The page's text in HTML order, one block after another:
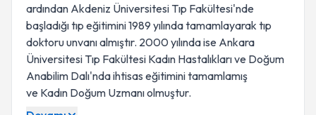
ardından Akdeniz Üniversitesi Tıp Fakültesi'nde
başladığı tıp eğitimini 1989 yılında tamamlayarak tıp
doktoru unvanı almıştır. 2000 yılında ise Ankara
Üniversitesi Tıp Fakültesi Kadın Hastalıkları ve Doğum
Anabilim Dalı'nda ihtisas eğitimini tamamlamış
ve Kadın Doğum Uzmanı olmuştur.